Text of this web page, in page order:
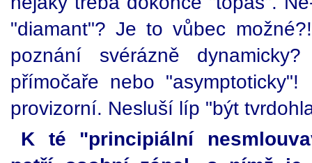
"diamant"? Je to vůbec
poznání svérázně
přímočaře nebo
provizorní. Nesluší líp "být
K té "principiální